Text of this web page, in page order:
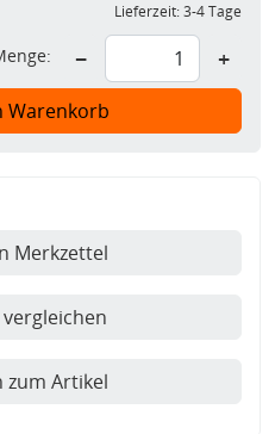
Lieferzeit:3-4 Tage
− +
Warenkorb
Merkzettel
zum Artikel